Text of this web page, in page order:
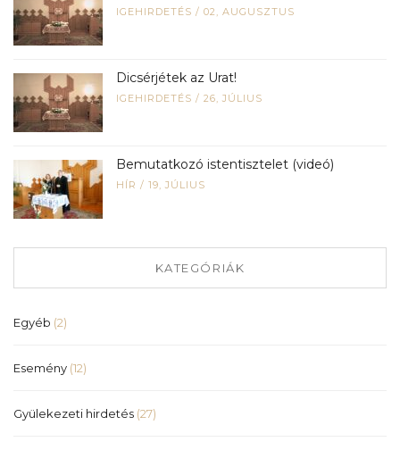
IGEHIRDETÉS / 02, AUGUSZTUS
Dicsérjétek az Urat!
IGEHIRDETÉS / 26, JÚLIUS
Bemutatkozó istentisztelet (videó)
HÍR / 19, JÚLIUS
KATEGÓRIÁK
Egyéb (2)
Esemény (12)
Gyülekezeti hirdetés (27)